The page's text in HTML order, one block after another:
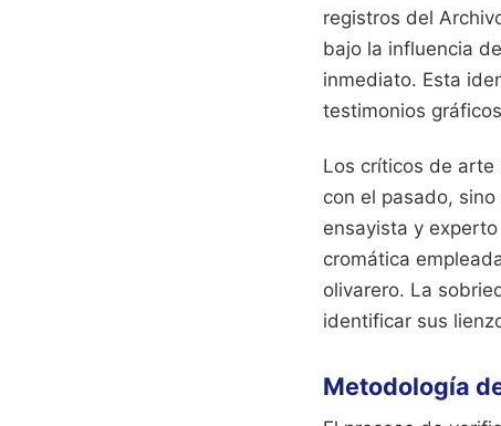
registros del
bajo la influencia
inmediato. Esta
testimonios
Los críticos de arte
con el pasado,
ensayista y
cromática
olivarero. La
identificar sus
Metodología